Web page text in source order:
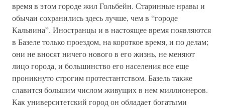
время в этом городе жил Гольбейн. Старинные нравы и
обычаи сохранились здесь лучше, чем в “городе
Кальвина”. Иностранцы и в настоящее время появляются
в Базеле только проездом, на короткое время, и по делам;
они не вносят ничего нового в его жизнь, не меняют
лицо города, и большинство его населения все еще
проникнуто строгим протестантством. Базель также
славится большим числом живущих в нем миллионеров.
Как университетский город он обладает богатыми